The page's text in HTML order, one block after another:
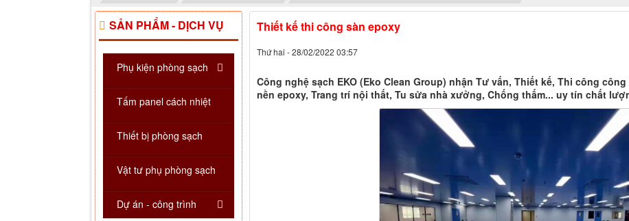
Thiết kế thi công sàn epoxy
Thứ hai - 28/02/2022 03:57
Công nghệ sạch EKO (Eko Clean Group) nhận Tư vấn, Thiết kế, Thi công
nền epoxy, Trang trí nội thất, Tu sửa nhà xưởng, Chống thấm... uy tín chất
SẢN PHẨM - DỊCH VỤ
Phụ kiện phòng sạch
Tấm panel cách nhiệt
Thiết bị phòng sạch
Vật tư phụ phòng sạch
Dự án - công trình